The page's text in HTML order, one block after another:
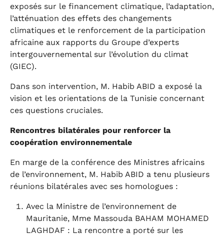
exposés sur le financement climatique, l’adaptation,
l’atténuation des effets des changements
climatiques et le renforcement de la participation
africaine aux rapports du Groupe d’experts
intergouvernemental sur l’évolution du climat
(GIEC).
Dans son intervention, M. Habib ABID a exposé la
vision et les orientations de la Tunisie concernant
ces questions cruciales.
Rencontres bilatérales pour renforcer la
coopération environnementale
En marge de la conférence des Ministres africains
de l’environnement, M. Habib ABID a tenu plusieurs
réunions bilatérales avec ses homologues :
Avec la Ministre de l’environnement de
Mauritanie, Mme Massouda BAHAM MOHAMED
LAGHDAF : La rencontre a porté sur les